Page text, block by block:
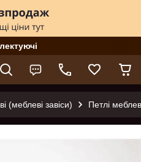
(меблеві завіси) Петлі